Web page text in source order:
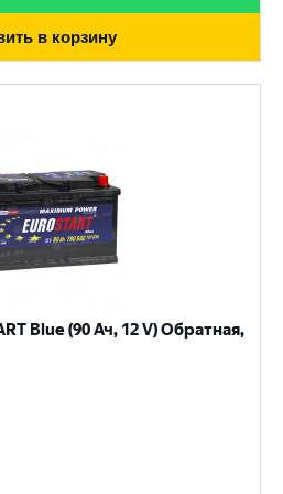
в корзину
Blue (90 Ач, 12 V) Обратная,